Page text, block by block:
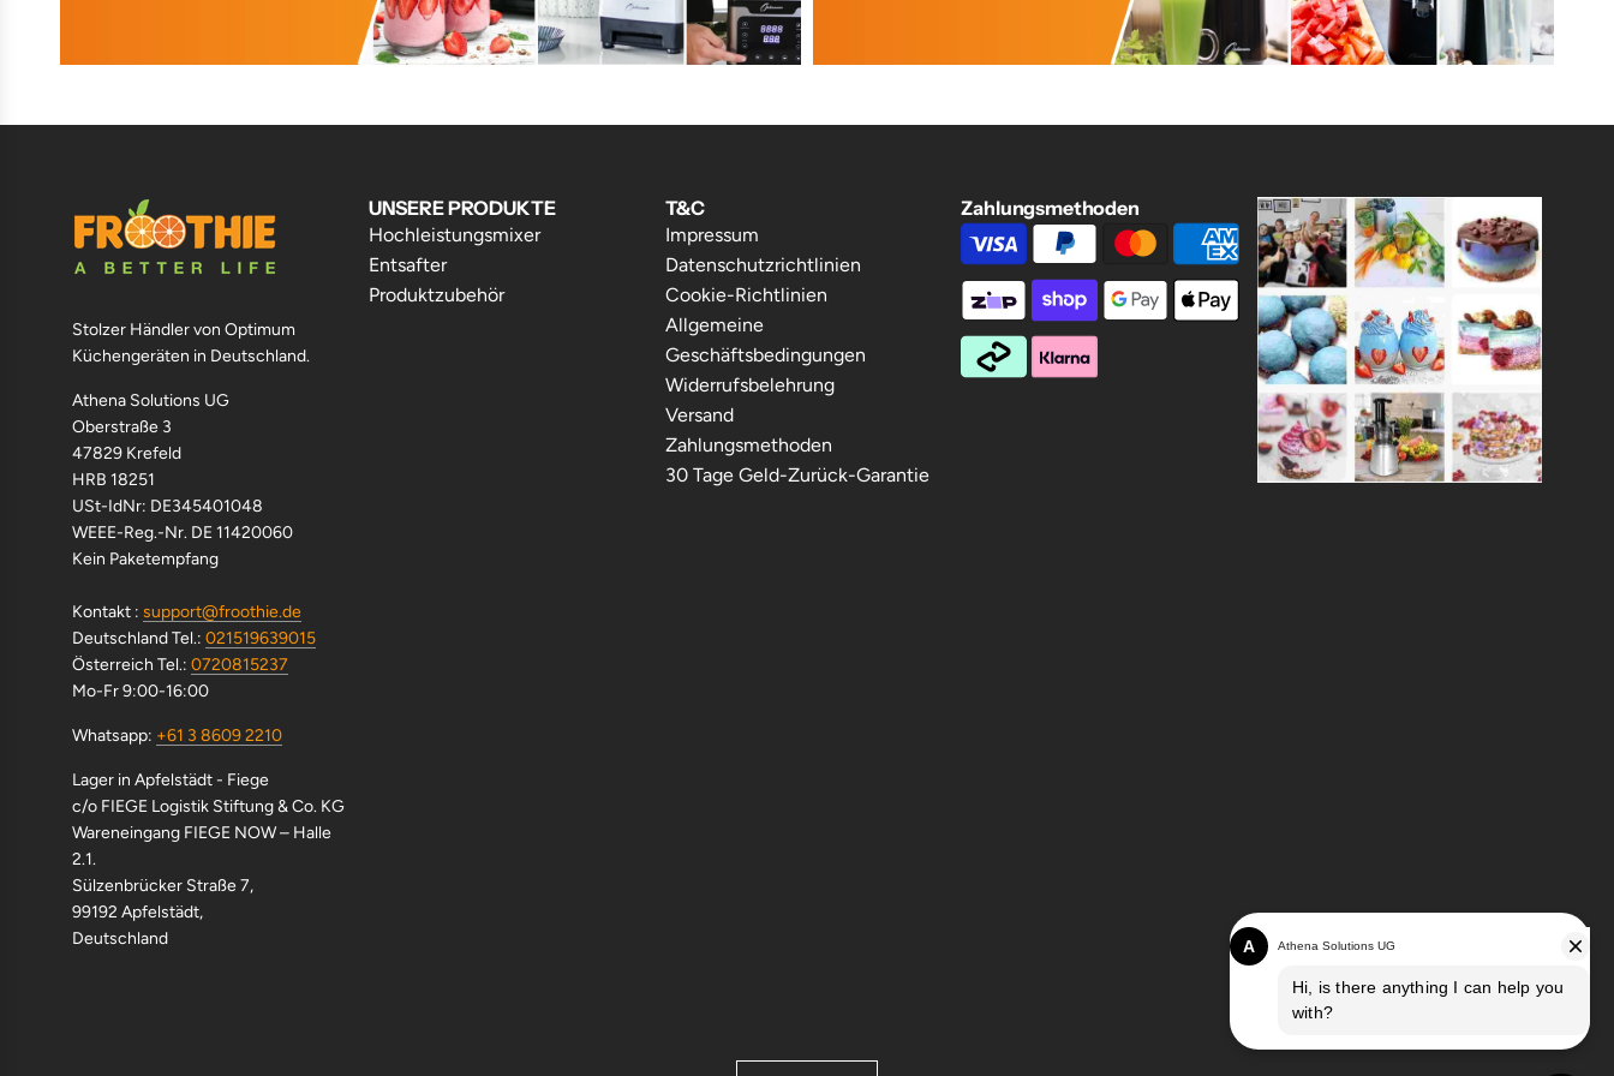
Stolzer Händler von Optimum
Küchengeräten in Deutschland.
Athena Solutions UG
Oberstraße 3
47829 Krefeld
HRB 18251
USt-IdNr: DE345401048
WEEE-Reg.-Nr. DE 11420060
Kein Paketempfang
Kontakt : support@froothie.de
Deutschland Tel.: 021519639015
Österreich Tel.: 0720815237
Mo-Fr 9:00-16:00
Whatsapp: +61 3 8609 2210
Lager in Apfelstädt - Fiege
c/o FIEGE Logistik Stiftung & Co. KG
Wareneingang FIEGE NOW – Halle
2.1.
Sülzenbrücker Straße 7,
99192 Apfelstädt,
Deutschland
UNSERE PRODUKTE
Hochleistungsmixer
Entsafter
Produktzubehör
T&C
Impressum
Datenschutzrichtlinien
Cookie-Richtlinien
Allgemeine
Geschäftsbedingungen
Widerrufsbelehrung
Versand
Zahlungsmethoden
30 Tage Geld-Zurück-Garantie
Zahlungsmethoden